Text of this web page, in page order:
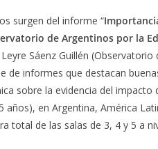
surgen del informe “
de Argentinos por la
Sáenz Guillén
de informes que destacan
sobre la evidencia del
años), en Argentina, América
total de las salas de 3, 4 y 5 a